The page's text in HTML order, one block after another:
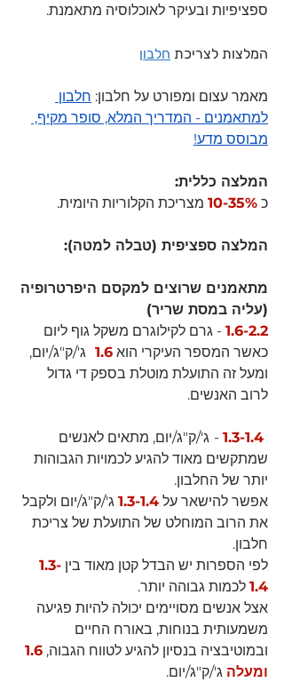
ספציפיות ובעיקר לאוכלוסיה מתאמנת.
המלצות לצריכת חלבון
מאמר עצום ומפורט על חלבון: חלבון
למתאמנים - המדריך המלא, סופר מקיף,
מבוסס מדע!
המלצה כללית:
כ 10-35% מצריכת הקלוריות היומית.
המלצה ספציפית (טבלה למטה):
מתאמנים שרוצים למקסם היפרטרופיה
(עליה במסת שריר)
1.6-2.2 - גרם לקילוגרם משקל גוף ליום
כאשר המספר העיקרי הוא 1.6 ג'/ק"ג/יום,
ומעל זה התועלת מוטלת בספק די גדול
לרוב האנשים.
- ג'/ק"ג/יום, מתאים לאנשים
שמתקשים מאוד להגיע לכמויות הגבוהות
יותר של החלבון.
אפשר להישאר על 1.3-1.4 ג'/ק"ג/יום ולקבל
את הרוב המוחלט של התועלת של צריכת
חלבון.
לפי הספרות יש הבדל קטן מאוד בין 1.3-
1.4 לכמות גבוהה יותר.
אצל אנשים מסויימים יכולה להיות פגיעה
משמעותית בנוחות, באורח החיים
ובמוטיבציה בנסיון להגיע לטווח הגבוה,
ומעלה ג'/ק"ג/יום.